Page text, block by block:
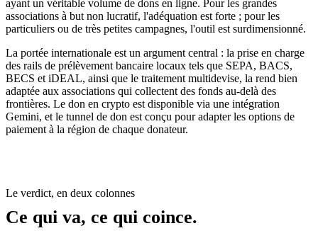
ayant un véritable volume de dons en ligne. Pour les grandes
associations à but non lucratif, l'adéquation est forte ; pour les
particuliers ou de très petites campagnes, l'outil est surdimensionné.
La portée internationale est un argument central : la prise en charge
des rails de prélèvement bancaire locaux tels que SEPA, BACS,
BECS et iDEAL, ainsi que le traitement multidevise, la rend bien
adaptée aux associations qui collectent des fonds au-delà des
frontières. Le don en crypto est disponible via une intégration
Gemini, et le tunnel de don est conçu pour adapter les options de
paiement à la région de chaque donateur.
Le verdict, en deux colonnes
Ce qui va, ce qui coince.